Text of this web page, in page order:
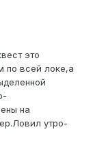
это
по всей локе,а
на
утро-